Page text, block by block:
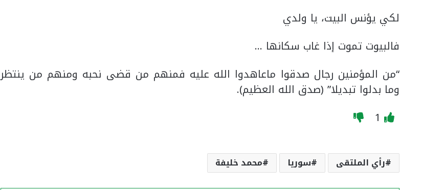
لكي يؤنس البيت، يا ولدي
فالبيوت تموت إذا غاب سكانها …
“من المؤمنين رجال صدقوا ماعاهدوا الله عليه فمنهم من قضى نحبه ومنهم من ينتظر
وما بدلوا تبديلا” (صدق الله العظيم).
1
رأي الملتقى سوريا محمد خليفة